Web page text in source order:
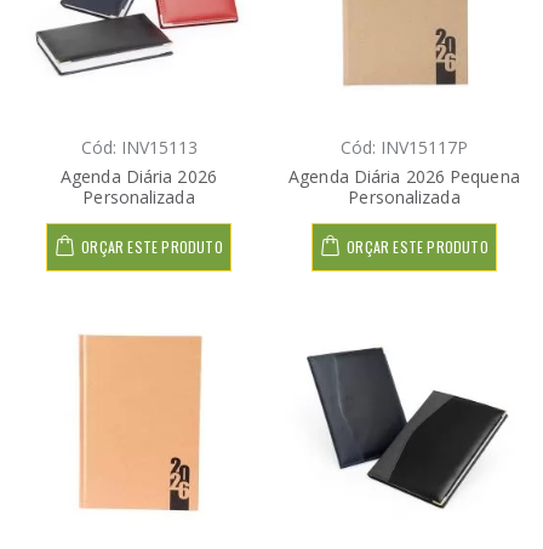
Cód: INV15113
Agenda Diária 2026
Personalizada
ORÇAR ESTE PRODUTO
Cód: INV15117P
Agenda Diária 2026 Pequena
Personalizada
ORÇAR ESTE PRODUTO